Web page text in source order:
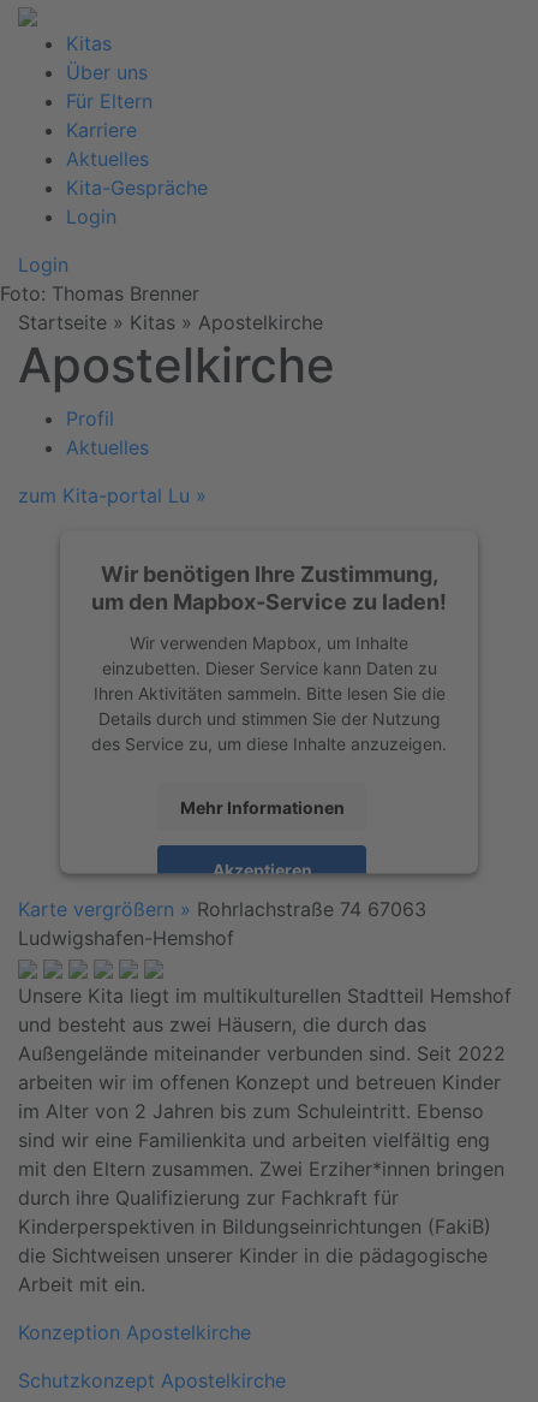
Kitas
Über uns
Für Eltern
Karriere
Aktuelles
Kita-Gespräche
Login
Login
Foto: Thomas Brenner
Startseite » Kitas » Apostelkirche
Apostelkirche
Profil
Aktuelles
zum Kita-portal Lu »
Wir benötigen Ihre Zustimmung,
um den Mapbox-Service zu laden!
Wir verwenden Mapbox, um Inhalte
einzubetten. Dieser Service kann Daten zu
Ihren Aktivitäten sammeln. Bitte lesen Sie die
Details durch und stimmen Sie der Nutzung
des Service zu, um diese Inhalte anzuzeigen.
Mehr Informationen
Akzeptieren
powered byUsercentrics Consent
Management Platform
Karte vergrößern » Rohrlachstraße 74 67063
Ludwigshafen-Hemshof
Unsere Kita liegt im multikulturellen Stadtteil Hemshof
und besteht aus zwei Häusern, die durch das
Außengelände miteinander verbunden sind. Seit 2022
arbeiten wir im offenen Konzept und betreuen Kinder
im Alter von 2 Jahren bis zum Schuleintritt. Ebenso
sind wir eine Familienkita und arbeiten vielfältig eng
mit den Eltern zusammen. Zwei Erziher*innen bringen
durch ihre Qualifizierung zur Fachkraft für
Kinderperspektiven in Bildungseinrichtungen (FakiB)
die Sichtweisen unserer Kinder in die pädagogische
Arbeit mit ein.
Konzeption Apostelkirche
Schutzkonzept Apostelkirche